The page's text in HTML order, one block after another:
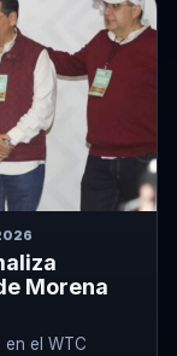
Morena
el WTC